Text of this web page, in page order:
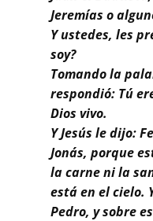
Jeremías o
Y ustedes, les
soy?
Tomando la
respondió: Tú
Dios vivo.
Y Jesús le dijo:
Jonás, porque
la carne ni la
está en el cielo.
Pedro, y sobre